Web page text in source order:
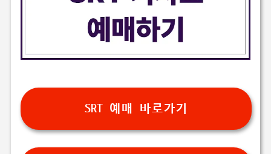
SRT 예매 바로가기